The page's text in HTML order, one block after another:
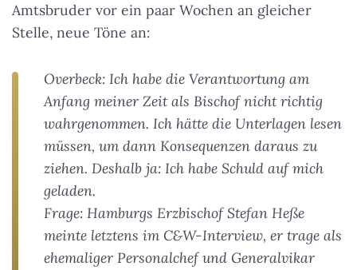
Amtsbruder vor ein paar Wochen an gleicher
Stelle, neue Töne an:
Overbeck: Ich habe die Verantwortung am
Anfang meiner Zeit als Bischof nicht richtig
wahrgenommen. Ich hätte die Unterlagen lesen
müssen, um dann Konsequenzen daraus zu
ziehen. Deshalb ja: Ich habe Schuld auf mich
geladen.
Frage: Hamburgs Erzbischof Stefan Heße
meinte letztens im C&W-Interview, er trage als
ehemaliger Personalchef und Generalvikar